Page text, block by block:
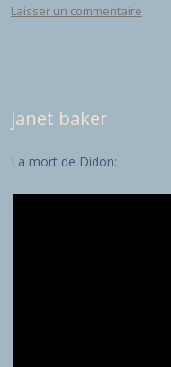
Laisser un commentaire
janet baker
La mort de Didon: